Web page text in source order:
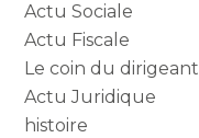
Actu Sociale
Actu Fiscale
Le coin du dirigeant
Actu Juridique
histoire